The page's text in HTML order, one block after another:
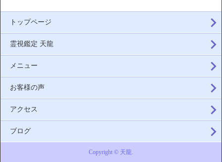
トップページ
霊視鑑定 天龍
メニュー
お客様の声
アクセス
ブログ
Copyright © 天龍.